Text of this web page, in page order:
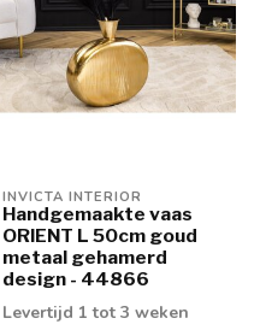
INVICTA INTERIOR
Handgemaakte vaas
ORIENT L 50cm goud
metaal gehamerd
design - 44866
Levertijd 1 tot 3 weken